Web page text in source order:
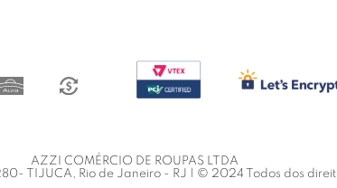
AZZI COMÉRCIO DE ROUPAS LTDA
TIJUCA, Rio de Janeiro - RJ | © 2024 Todos dos